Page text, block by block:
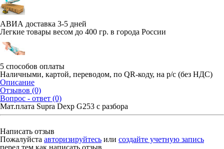
АВИА доставка 3-5 дней
Легкие товары весом до 400 гр. в города России
5 способов оплаты
Наличными, картой, переводом, по QR-коду, на р/с (без НДС)
Описание
Отзывов (0)
Вопрос - ответ (0)
Мат.плата Supra Dexp G253 с разбора
Написать отзыв
Пожалуйста авторизируйтесь или создайте учетную запись
перед тем как написать отзыв